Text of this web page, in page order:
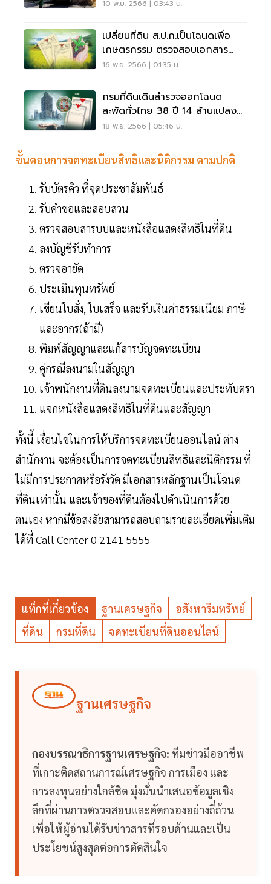
10 พ.ย. 2566 | 03:43 น.
เปลี่ยนที่ดิน ส.ป.ก.เป็นโฉนดเพื่อ
เกษตรกรรม ตรวจสอบเอกสาร
เงื่อนไข
16 พ.ย. 2566 | 01:35 น.
กรมที่ดินเดินสำรวจออกโฉนด
สะพัดทั่วไทย 38 ปี 14 ล้านแปลง
70 ล้านไร่
18 พ.ย. 2566 | 05:46 น.
ขั้นตอนการจดทะเบียนสิทธิและนิติกรรม ตามปกติ
รับบัตรคิว ที่จุดประชาสัมพันธ์
รับคำขอและสอบสวน
ตรวจสอบสารบบและหนังสือแสดงสิทธิในที่ดิน
ลงบัญชีรับทำการ
ตรวจอายัด
ประเมินทุนทรัพย์
เขียนใบสั่ง, ใบเสร็จ และรับเงินค่าธรรมเนียม ภาษี
และอากร(ถ้ามี)
พิมพ์สัญญาและแก้สารบัญจดทะเบียน
คู่กรณีลงนามในสัญญา
เจ้าพนักงานที่ดินลงนามจดทะเบียนและประทับตรา
แจกหนังสือแสดงสิทธิในที่ดินและสัญญา
ทั้งนี้ เงื่อนไขในการให้บริการจดทะเบียนออนไลน์ ต่าง
สำนักงาน จะต้องเป็นการจดทะเบียนสิทธิและนิติกรรม ที่
ไม่มีการประกาศหรือรังวัด มีเอกสารหลักฐานเป็นโฉนด
ที่ดินเท่านั้น และเจ้าของที่ดินต้องไปดำเนินการด้วย
ตนเอง หากมีข้อสงสัยสามารถสอบถามรายละเอียดเพิ่มเติม
ได้ที่ Call Center 0 2141 5555
แท็กที่เกี่ยวข้อง ฐานเศรษฐกิจ
อสังหาริมทรัพย์
ที่ดิน
กรมที่ดิน จดทะเบียนที่ดินออนไลน์
ฐานเศรษฐกิจ
กองบรรณาธิการฐานเศรษฐกิจ: ทีมข่าวมืออาชีพ
ที่เกาะติดสถานการณ์เศรษฐกิจ การเมือง และ
การลงทุนอย่างใกล้ชิด มุ่งมั่นนำเสนอข้อมูลเชิง
ลึกที่ผ่านการตรวจสอบและคัดกรองอย่างถี่ถ้วน
เพื่อให้ผู้อ่านได้รับข่าวสารที่รอบด้านและเป็น
ประโยชน์สูงสุดต่อการตัดสินใจ